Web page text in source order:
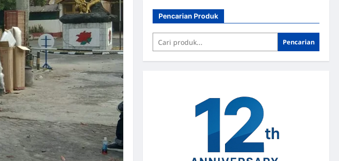
Pencarian Produk
Pencarian